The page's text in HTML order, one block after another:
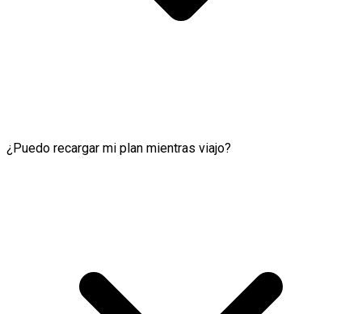
¿Puedo recargar mi plan mientras viajo?